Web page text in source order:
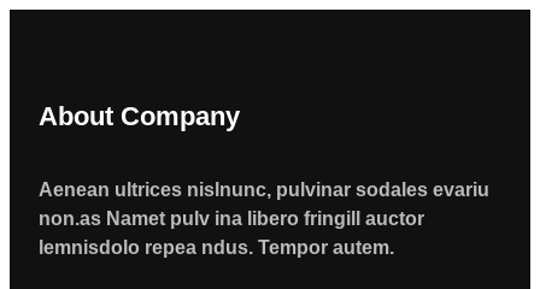
About Company
Aenean ultrices nislnunc, pulvinar sodales evariu
non.as Namet pulv ina libero fringill auctor
lemnisdolo repea ndus. Tempor autem.